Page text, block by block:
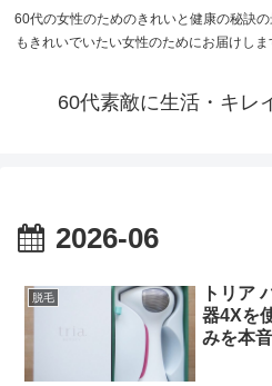
60代の女性のためのきれいと健康の秘訣
もきれいでいたい女性のためにお届けし
60代素敵に生活・キレ
2026-06
脱毛
トリア
器4Xを
みを本